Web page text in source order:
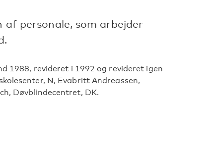
personale, som arbejder
1988, revideret i 1992 og revideret igen
N, Evabritt Andreassen,
Døvblindecentret, DK.